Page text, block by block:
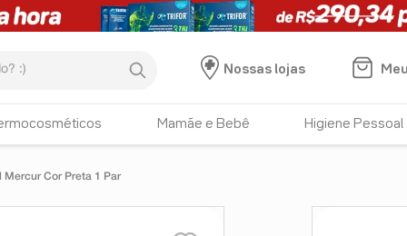
Nossas lojas
Mamãe e Bebê Higiene Pessoal
Mercur Cor Preta 1 Par